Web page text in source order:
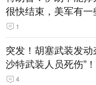
很快结束，美军有
张！伊朗公布拟议的
1
突发！胡塞武装发动
沙特武装人员死伤”
性空袭
4